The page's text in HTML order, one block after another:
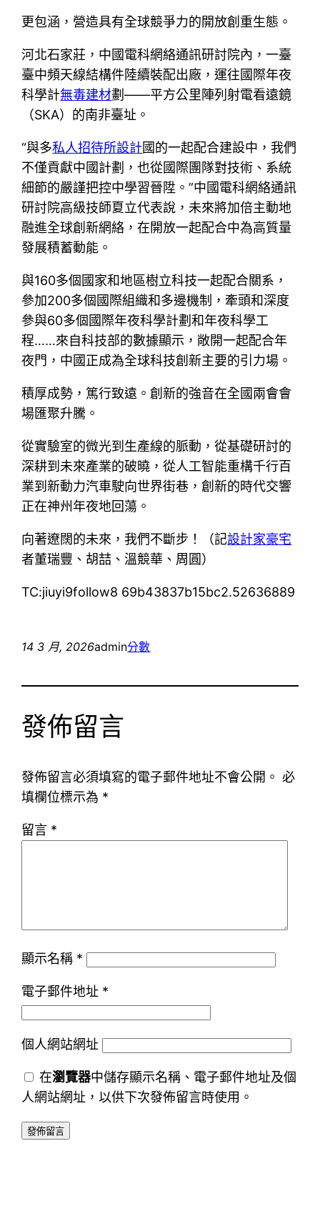
更包涵，營造具有全球競爭力的開放創重生態。
河北石家莊，中國電科網絡通訊研討院內，一臺
臺中頻天線結構件陸續裝配出廠，運往國際年夜
科學計無毒建材劃——平方公里陣列射電看遠鏡
（SKA）的南非臺址。
“與多私人招待所設計國的一起配合建設中，我們
不僅貢獻中國計劃，也從國際團隊對技術、系統
細節的嚴謹把控中學習晉陞。”中國電科網絡通訊
研討院高級技師夏立代表說，未來將加倍主動地
融進全球創新網絡，在開放一起配合中為高質量
發展積蓄動能。
與160多個國家和地區樹立科技一起配合關系，
參加200多個國際組織和多邊機制，牽頭和深度
參與60多個國際年夜科學計劃和年夜科學工
程……來自科技部的數據顯示，敞開一起配合年
夜門，中國正成為全球科技創新主要的引力場。
積厚成勢，篤行致遠。創新的強音在全國兩會會
場匯聚升騰。
從實驗室的微光到生產線的脈動，從基礎研討的
深耕到未來產業的破曉，從人工智能重構千行百
業到新動力汽車駛向世界街巷，創新的時代交響
正在神州年夜地回蕩。
向著遼闊的未來，我們不斷步！（記設計家豪宅
者董瑞豐、胡喆、溫競華、周圓）
TC:jiuyi9follow8 69b43837b15bc2.52636889
14 3 月, 2026admin分數
發佈留言
發佈留言必須填寫的電子郵件地址不會公開。 必
填欄位標示為 *
留言 *
顯示名稱 *
電子郵件地址 *
個人網站網址
在瀏覽器中儲存顯示名稱、電子郵件地址及個
人網站網址，以供下次發佈留言時使用。